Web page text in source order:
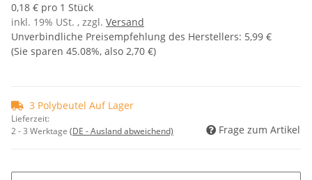
0,18 € pro 1 Stück
inkl. 19% USt. , zzgl. Versand
Unverbindliche Preisempfehlung des Herstellers: 5,99 €
(Sie sparen 45.08%, also 2,70 €)
3 Polybeutel Auf Lager
Lieferzeit:
2 - 3 Werktage (DE - Ausland abweichend) Frage zum Artikel